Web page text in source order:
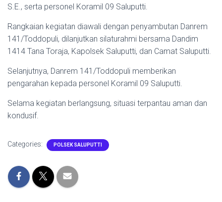
S.E., serta personel Koramil 09 Saluputti.
Rangkaian kegiatan diawali dengan penyambutan Danrem
141/Toddopuli, dilanjutkan silaturahmi bersama Dandim
1414 Tana Toraja, Kapolsek Saluputti, dan Camat Saluputti.
Selanjutnya, Danrem 141/Toddopuli memberikan
pengarahan kepada personel Koramil 09 Saluputti.
Selama kegiatan berlangsung, situasi terpantau aman dan
kondusif.
Categories: POLSEK SALUPUTTI